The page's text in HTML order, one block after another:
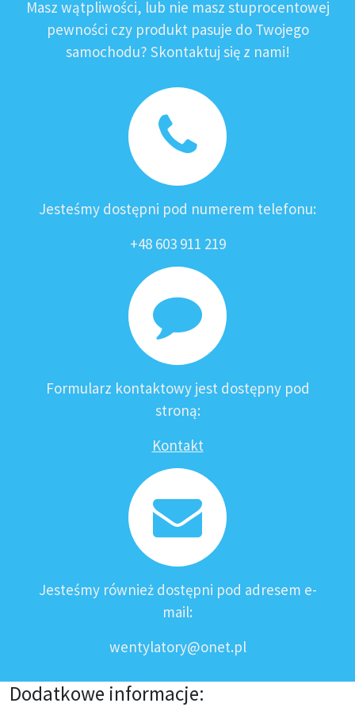
Masz wątpliwości, lub nie masz stuprocentowej
pewności czy produkt pasuje do Twojego
samochodu? Skontaktuj się z nami!
Jesteśmy dostępni pod numerem telefonu:
+48 603 911 219
Formularz kontaktowy jest dostępny pod
stroną:
Kontakt
Jesteśmy również dostępni pod adresem e-
mail:
wentylatory@onet.pl
Dodatkowe informacje: